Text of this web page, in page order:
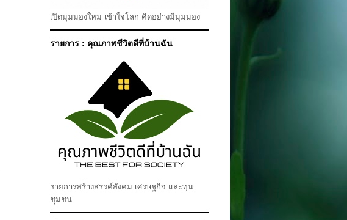
เปิดมุมมองใหม่ เข้าใจโลก คิดอย่างมีมุมมอง
รายการ : คุณภาพชีวิตดีที่บ้านฉัน
รายการสร้างสรรค์สังคม เศรษฐกิจ และทุน
ชุมชน